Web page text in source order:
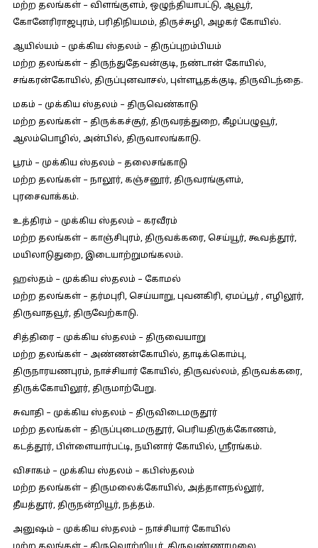
மற்ற தலங்கள் – விளங்குளம், ஒழுந்தியாபட்டு, ஆவூர்,
கோனேரிராஜபுரம், பரிதிநியமம், திருச்சுழி, அழகர் கோயில்.
ஆயில்யம் – முக்கிய ஸ்தலம் – திருப்புறம்பியம்
மற்ற தலங்கள் – திருந்துதேவன்குடி, நண்டான் கோயில்,
சங்கரன்கோயில், திருப்புனவாசல், புள்ளபூதக்குடி, திருவிடந்தை.
மகம் – முக்கிய ஸ்தலம் – திருவெண்காடு
மற்ற தலங்கள் – திருக்கச்சூர், திருவரத்துறை, கீழப்பழுவூர்,
ஆலம்பொழில், அன்பில், திருவாலங்காடு.
பூரம் – முக்கிய ஸ்தலம் – தலைசங்காடு
மற்ற தலங்கள் – நாலூர், கஞ்சனூர், திருவரங்குளம்,
புரசைவாக்கம்.
உத்திரம் – முக்கிய ஸ்தலம் – கரவீரம்
மற்ற தலங்கள் – காஞ்சிபுரம், திருவக்கரை, செய்யூர், கூவத்தூர்,
மயிலாடுதுறை, இடையாற்றுமங்கலம்.
ஹஸ்தம் – முக்கிய ஸ்தலம் – கோமல்
மற்ற தலங்கள் – தர்மபுரி, செய்யாறு, புவனகிரி, ஏமப்பூர் , எழிலூர்,
திருவாதவூர், திருவேற்காடு.
சித்திரை – முக்கிய ஸ்தலம் – திருவையாறு
மற்ற தலங்கள் – அண்ணன்கோயில், தாடிக்கொம்பு,
திருநாரயணபுரம், நாச்சியார் கோயில், திருவல்லம், திருவக்கரை,
திருக்கோயிலூர், திருமாற்பேறு.
சுவாதி – முக்கிய ஸ்தலம் – திருவிடைமருதூர்
மற்ற தலங்கள் – திருப்புடைமருதூர், பெரியதிருக்கோணம்,
கடத்தூர், பிள்ளையார்பட்டி, நயினார் கோயில், ஸ்ரீரங்கம்.
விசாகம் – முக்கிய ஸ்தலம் – கபிஸ்தலம்
மற்ற தலங்கள் – திருமலைக்கோயில், அத்தாளநல்லூர்,
தீயத்தூர், திருநன்றியூர், நத்தம்.
அனுஷம் – முக்கிய ஸ்தலம் – நாச்சியார் கோயில்